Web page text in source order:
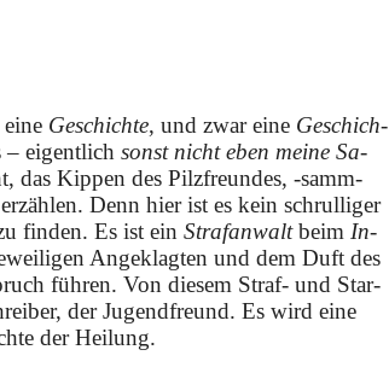
Ge­schich­te, und zwar ei­ne Ge­schich­
– ei­gent­lich sonst nicht eben mei­ne Sa­
das Kip­pen des Pilz­freun­des, ‑samm­
Denn hier ist es kein schrul­li­ger
fin­den. Es ist ein Straf­an­waltbeim In­
An­ge­klag­ten und dem Duft des
füh­ren. Von die­sem Straf- und Star­
der Ju­gend­freund. Es wird ei­ne
der Hei­lung.